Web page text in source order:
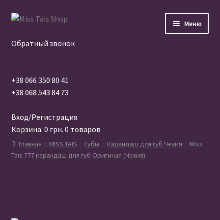
Перейти
навигации
Перейти
содержимому
Обратный звонок
+38 066 350 80 41
+38 068 543 84 73
Меню
Вход/Регистрация
Корзина: 0 грн. 0 товаров
Главная MISS TAIS Губы Карандаш для губ Чехия
Miss
Tais 777 карандаш для губ Оригинал (Чехия)